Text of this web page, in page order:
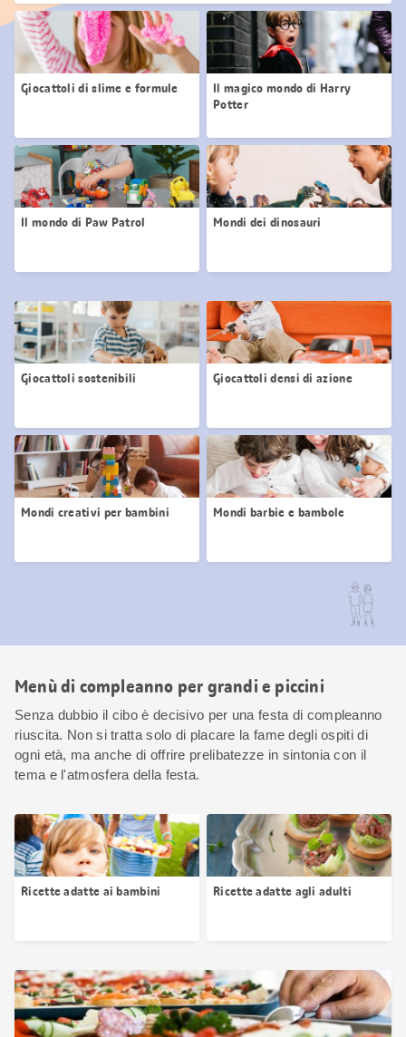
Giocattoli di slime e formule
Il magico mondo di Harry
Potter
Il mondo di Paw Patrol Mondi dei dinosauri
Giocattoli sostenibili Giocattoli densi di azione
Mondi creativi per bambini Mondi barbie e bambole
Menù di compleanno per grandi e piccini
Senza dubbio il cibo è decisivo per una festa di compleanno
riuscita. Non si tratta solo di placare la fame degli ospiti di
ogni età, ma anche di offrire prelibatezze in sintonia con il
tema e l'atmosfera della festa.
Ricette adatte ai bambini Ricette adatte agli adulti